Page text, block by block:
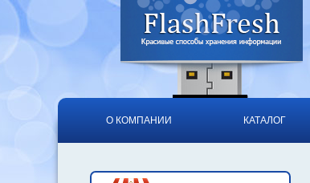
О КОМПАНИИ КАТАЛОГ